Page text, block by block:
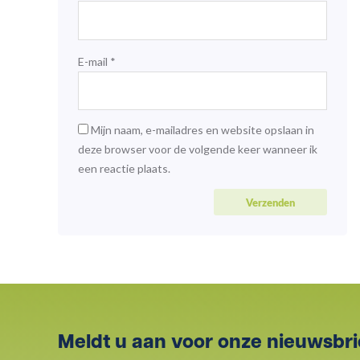
E-mail *
Mijn naam, e-mailadres en website opslaan in
deze browser voor de volgende keer wanneer ik
een reactie plaats.
Meldt u aan voor onze